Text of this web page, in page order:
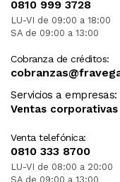
0810 999 3728
LU-VI de 09:00 a 18:00
SA de 09:00 a 13:00
Cobranza de créditos:
Servicios a empresas:
Ventas corporativas
Venta telefónica:
0810 333 8700
LU-VI de 08:00 a 20:00
SA de 09:00 a 13:00